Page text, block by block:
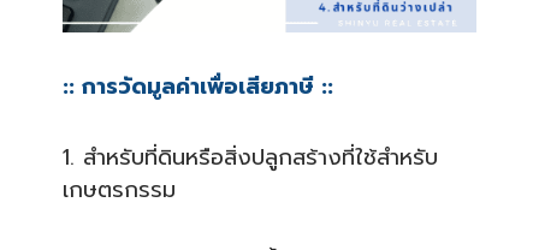
:: การวัดมูลค่าเพื่อเสียภาษี ::
1. สำหรับที่ดินหรือสิ่งปลูกสร้างที่ใช้สำหรับ
เกษตรกรรม